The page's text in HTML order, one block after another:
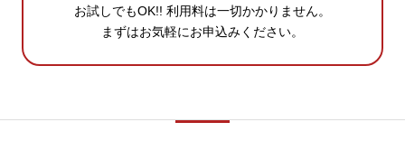
お試しでもOK!! 利用料は一切かかりません。
まずはお気軽にお申込みください。